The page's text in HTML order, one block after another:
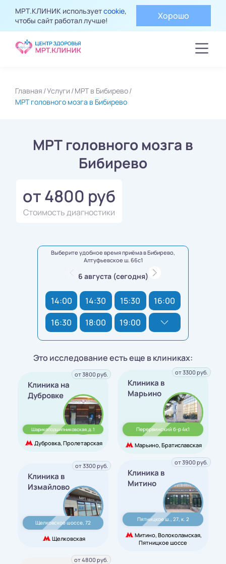
МРТ.КЛИНИК используетcookie,
чтобы сайт работал лучше!
Хорошо
Главная Услуги МРТ в Бибирево
МРТ головного мозга в Бибирево
МРТ головного мозга в
Бибирево
от 4800 руб
Стоимость диагностики
Выберите удобное время приёма в Бибирево,
Алтуфьевское ш. 66с1
6 августа (сегодня)
14:00 14:30 15:30
16:00
16:30
18:00 19:00
Это исследование есть еще в клиниках:
Клиника на
Дубровке
Шарикоподшипниковская,д. 1
Дубровка, Пролетарская
от 3800 руб.
Клиника в
Марьино
Перервинский б-р 4к1
Марьино, Братиславская
от 3300 руб.
Клиника в
Измайлово
Щелковское шоссе, 72
Щелковская
от 3300 руб.
Клиника в
Митино
Пятницкое ш., 27, к. 2
Митино, Волоколамская,
Пятницкое шоссе
от 3900 руб.
от 4800 руб.